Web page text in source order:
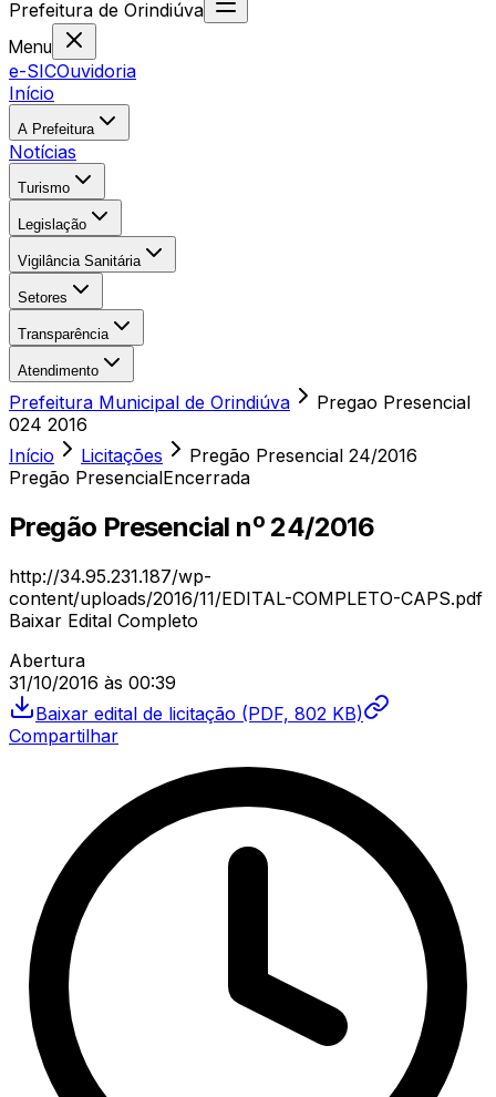
Prefeitura de Orindiúva
Menu
e-SICOuvidoria
Início
A Prefeitura
Notícias
Turismo
Legislação
Vigilância Sanitária
Setores
Transparência
Atendimento
Prefeitura Municipal de Orindiúva
Pregao Presencial
024 2016
Início
Licitações Pregão Presencial 24/2016
Pregão PresencialEncerrada
Pregão Presencial nº 24/2016
http://34.95.231.187/wp-
content/uploads/2016/11/EDITAL-COMPLETO-CAPS.pdf
Baixar Edital Completo
Abertura
31/10/2016 às 00:39
Baixar edital de licitação (PDF, 802 KB)
Compartilhar